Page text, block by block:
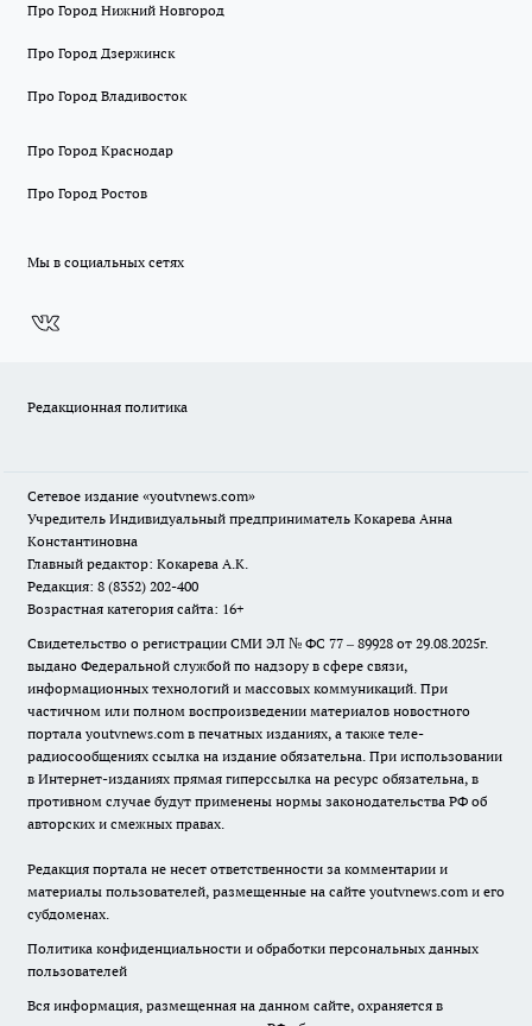
Про Город Нижний Новгород
Про Город Дзержинск
Про Город Владивосток
Про Город Краснодар
Про Город Ростов
Мы в социальных сетях
Редакционная политика
Сетевое издание «youtvnews.com»
Учредитель Индивидуальный предприниматель Кокарева Анна
Константиновна
Главный редактор: Кокарева А.К.
Редакция: 8 (8352) 202-400
Возрастная категория сайта: 16+
Свидетельство о регистрации СМИ ЭЛ № ФС 77 – 89928 от 29.08.2025г.
выдано Федеральной службой по надзору в сфере связи,
информационных технологий и массовых коммуникаций. При
частичном или полном воспроизведении материалов новостного
портала youtvnews.com в печатных изданиях, а также теле-
радиосообщениях ссылка на издание обязательна. При использовании
в Интернет-изданиях прямая гиперссылка на ресурс обязательна, в
противном случае будут применены нормы законодательства РФ об
авторских и смежных правах.
Редакция портала не несет ответственности за комментарии и
материалы пользователей, размещенные на сайте youtvnews.com и его
субдоменах.
Политика конфиденциальности и обработки персональных данных
пользователей
Вся информация, размещенная на данном сайте, охраняется в